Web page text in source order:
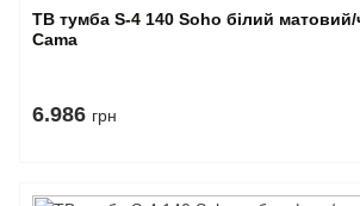
ТВ тумба S-4 140 Soho білий
Cama
6.986 грн